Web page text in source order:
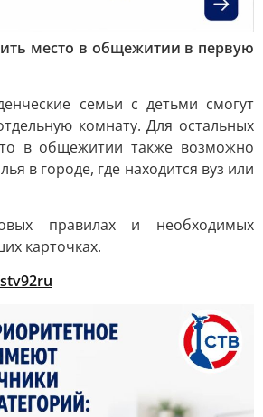
место в общежитии в первую
семьи с детьми смогут
комнату. Для остальных
в общежитии также возможно
в городе, где находится вуз или
правилах и необходимых
карточках.